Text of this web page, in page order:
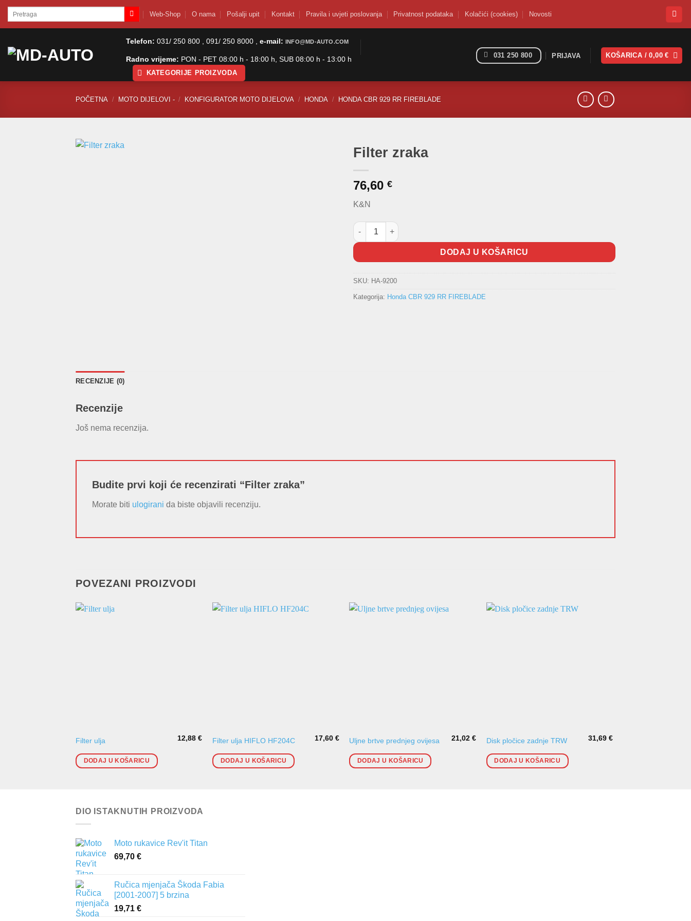
SkipPretraži: Web-Shop O nama Pošalji upit Kontakt Pravila i uvjeti poslovanja Privatnost podataka Kolačići (cookies) Novosti
Telefon: 031/ 250 800 , 091/ 250 8000 , e-mail: INFO@MD-AUTO.COM
Radno vrijeme: PON - PET 08:00 h - 18:00 h, SUB 08:00 h - 13:00 h
KATEGORIJE PROIZVODA
031 250 800 PRIJAVA KOŠARICA /0,00€
POČETNA / MOTO DIJELOVI - / KONFIGURATOR MOTO DIJELOVA / HONDA / HONDA CBR 929 RR FIREBLADE
Filter zraka
76,60 €
K&N
Filter zraka količina
DODAJ U KOŠARICU
SKU: HA-9200
Kategorija: Honda CBR 929 RR FIREBLADE
RECENZIJE (0)
Recenzije
Još nema recenzija.
Budite prvi koji će recenzirati “Filter zraka”
Morate biti ulogirani da biste objavili recenziju.
POVEZANI PROIZVODI
Filter ulja 12,88€
DODAJ U KOŠARICU
Filter ulja HIFLO HF204C 17,60 €
DODAJ U KOŠARICU
Uljne brtve prednjeg ovijesa 21,02 €
DODAJ U KOŠARICU
Disk pločice zadnje TRW 31,69€
DODAJ U KOŠARICU
DIO ISTAKNUTIH PROIZVODA
Moto rukavice Rev'it Titan
69,70 €
Ručica mjenjača Škoda Fabia
[2001-2007] 5 brzina
19,71 €